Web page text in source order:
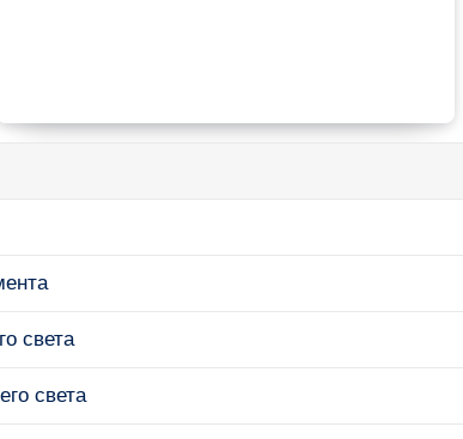
света
света